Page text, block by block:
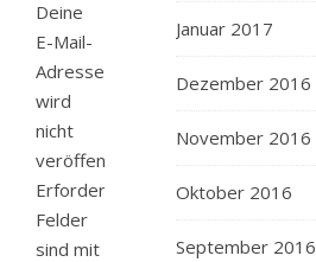
Deine
E-Mail-
Adresse
wird
nicht
veröffentlicht.
Erforderliche
Felder
sind mit
Januar 2017
Dezember 2016
November 2016
Oktober 2016
September 2016